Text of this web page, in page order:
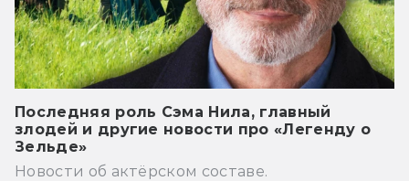
Последняя роль Сэма Нила, главный
злодей и другие новости про «Легенду о
Зельде»
Новости об актёрском составе.